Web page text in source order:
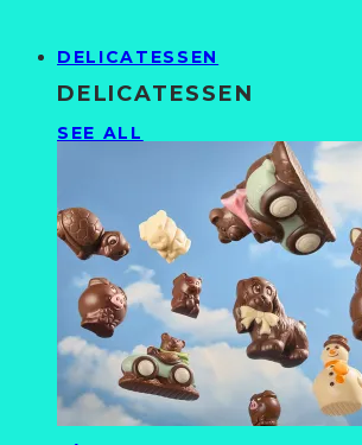
DELICATESSEN
DELICATESSEN
SEE ALL